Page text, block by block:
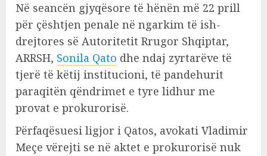
Në seancën gjyqësore të hënën më 22 prill
për çështjen penale në ngarkim të ish-
drejtores së Autoritetit Rrugor Shqiptar,
ARRSH, Sonila Qato dhe ndaj zyrtarëve të
tjerë të këtij institucioni, të pandehurit
paraqitën qëndrimet e tyre lidhur me
provat e prokurorisë.
Përfaqësuesi ligjor i Qatos, avokati Vladimir
Meçe vërejti se në aktet e prokurorisë nuk